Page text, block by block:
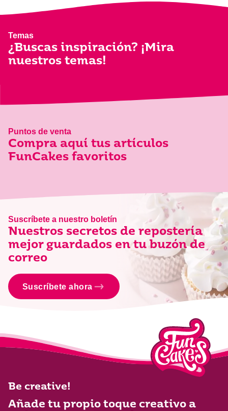
Temas
¿Buscas inspiración? ¡Mira
nuestros temas!
Puntos de venta
Compra aquí tus artículos
FunCakes favoritos
Suscríbete a nuestro boletín
Nuestros secretos de repostería
mejor guardados en tu buzón de
correo
Suscríbete ahora
Be creative!
Añade tu propio toque creativo a